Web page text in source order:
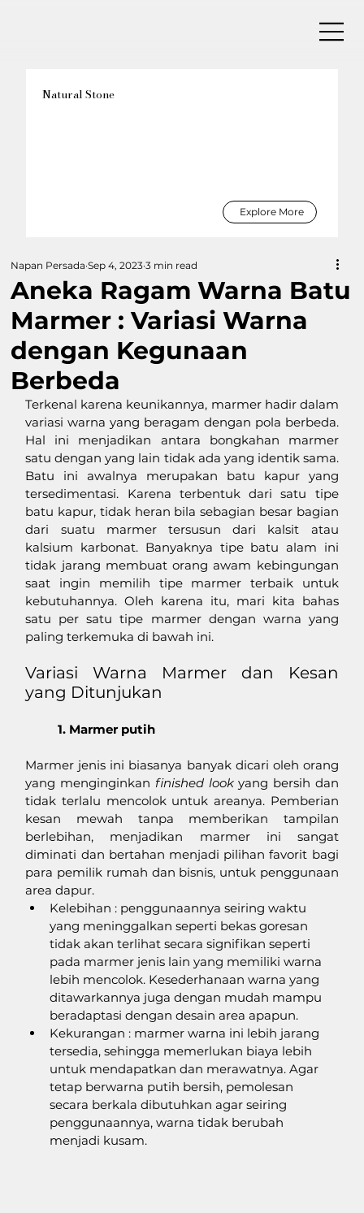
Aneka Ragam Warna Batu
Marmer : Variasi Warna
dengan Kegunaan
Berbeda
Napan Persada Sep 4, 2023 3 min read
Terkenal karena keunikannya, marmer hadir dalam
variasi warna yang beragam dengan pola berbeda.
Hal ini menjadikan antara bongkahan marmer
satu dengan yang lain tidak ada yang identik sama.
Batu ini awalnya merupakan batu kapur yang
tersedimentasi. Karena terbentuk dari satu tipe
batu kapur, tidak heran bila sebagian besar bagian
dari suatu marmer tersusun dari kalsit atau
kalsium karbonat. Banyaknya tipe batu alam ini
tidak jarang membuat orang awam kebingungan
saat ingin memilih tipe marmer terbaik untuk
kebutuhannya. Oleh karena itu, mari kita bahas
satu per satu tipe marmer dengan warna yang
paling terkemuka di bawah ini.
Variasi Warna Marmer dan Kesan
yang Ditunjukan
1. Marmer putih
Marmer jenis ini biasanya banyak dicari oleh orang
yang menginginkan finished look yang bersih dan
tidak terlalu mencolok untuk areanya. Pemberian
kesan mewah tanpa memberikan tampilan
berlebihan, menjadikan marmer ini sangat
diminati dan bertahan menjadi pilihan favorit bagi
para pemilik rumah dan bisnis, untuk penggunaan
area dapur.
Kelebihan : penggunaannya seiring waktu
yang meninggalkan seperti bekas goresan
tidak akan terlihat secara signifikan seperti
pada marmer jenis lain yang memiliki warna
lebih mencolok. Kesederhanaan warna yang
ditawarkannya juga dengan mudah mampu
beradaptasi dengan desain area apapun.
Kekurangan : marmer warna ini lebih jarang
tersedia, sehingga memerlukan biaya lebih
untuk mendapatkan dan merawatnya. Agar
tetap berwarna putih bersih, pemolesan
secara berkala dibutuhkan agar seiring
penggunaannya, warna tidak berubah
menjadi kusam.
Natural Stone
Explore More